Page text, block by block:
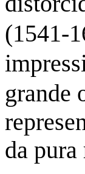
(1541-
grande
da pura